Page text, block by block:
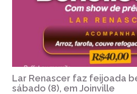
Lar Renascer faz feijoada
sábado (8), em Joinville